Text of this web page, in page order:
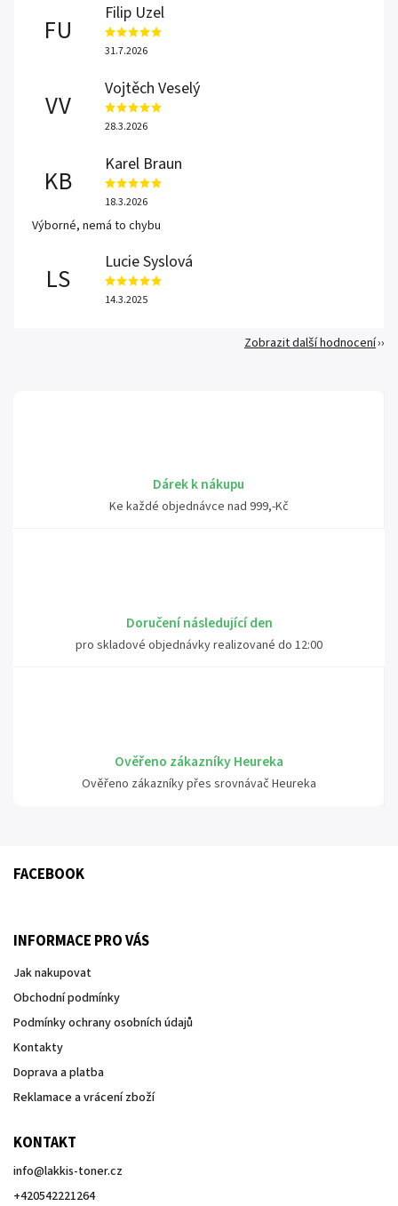
Dárek k nákupu
Ke každé objednávce nad 999,-Kč
Doručení následující den
pro skladové objednávky realizované do 12:00
Ověřeno zákazníky Heureka
Ověřeno zákazníky přes srovnávač Heureka
FU
Filip Uzel
31.7.2026
VV
Vojtěch Veselý
28.3.2026
KB
Karel Braun
18.3.2026
Výborné, nemá to chybu
LS
Lucie Syslová
14.3.2025
Zobrazit další hodnocení
FACEBOOK
INFORMACE PRO VÁS
Jak nakupovat
Obchodní podmínky
Podmínky ochrany osobních údajů
Kontakty
Doprava a platba
Reklamace a vrácení zboží
KONTAKT
info@lakkis-toner.cz
+420542221264